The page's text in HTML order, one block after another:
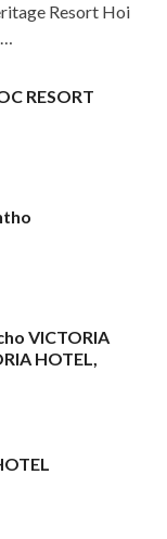
Resort Hoi
RESORT
VICTORIA
HOTEL,